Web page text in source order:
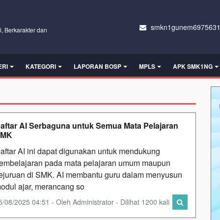
Berkarakter dan
KATEGORI LAPORAN BOSP MPLS APK SMK1NG
AI Serbaguna untuk Semua Mata Pelajaran
AI ini dapat digunakan untuk mendukung
pada mata pelajaran umum maupun
di SMK. AI membantu guru dalam menyusun
ajar, merancang so
08/2025 04:51 - Oleh Administrator - Dilihat 1200 kali